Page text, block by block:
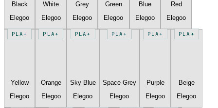
Black
Elegoo
White
Elegoo
Grey
Elegoo
Green
Elegoo
Blue
Elegoo
Red
Elegoo
PLA+
Yellow
Elegoo
PLA+
Orange
Elegoo
PLA+
Sky Blue
Elegoo
PLA+
Space Grey
Elegoo
PLA+
Purple
Elegoo
PLA+
Beige
Elegoo